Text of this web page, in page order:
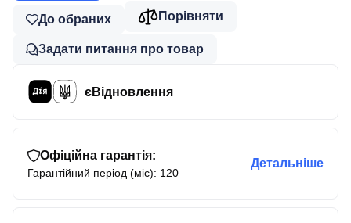
До обраних Порівняти
Задати питання про товар
єВідновлення
Офіційна гарантія:
Гарантійний період (міс): 120
Детальніше